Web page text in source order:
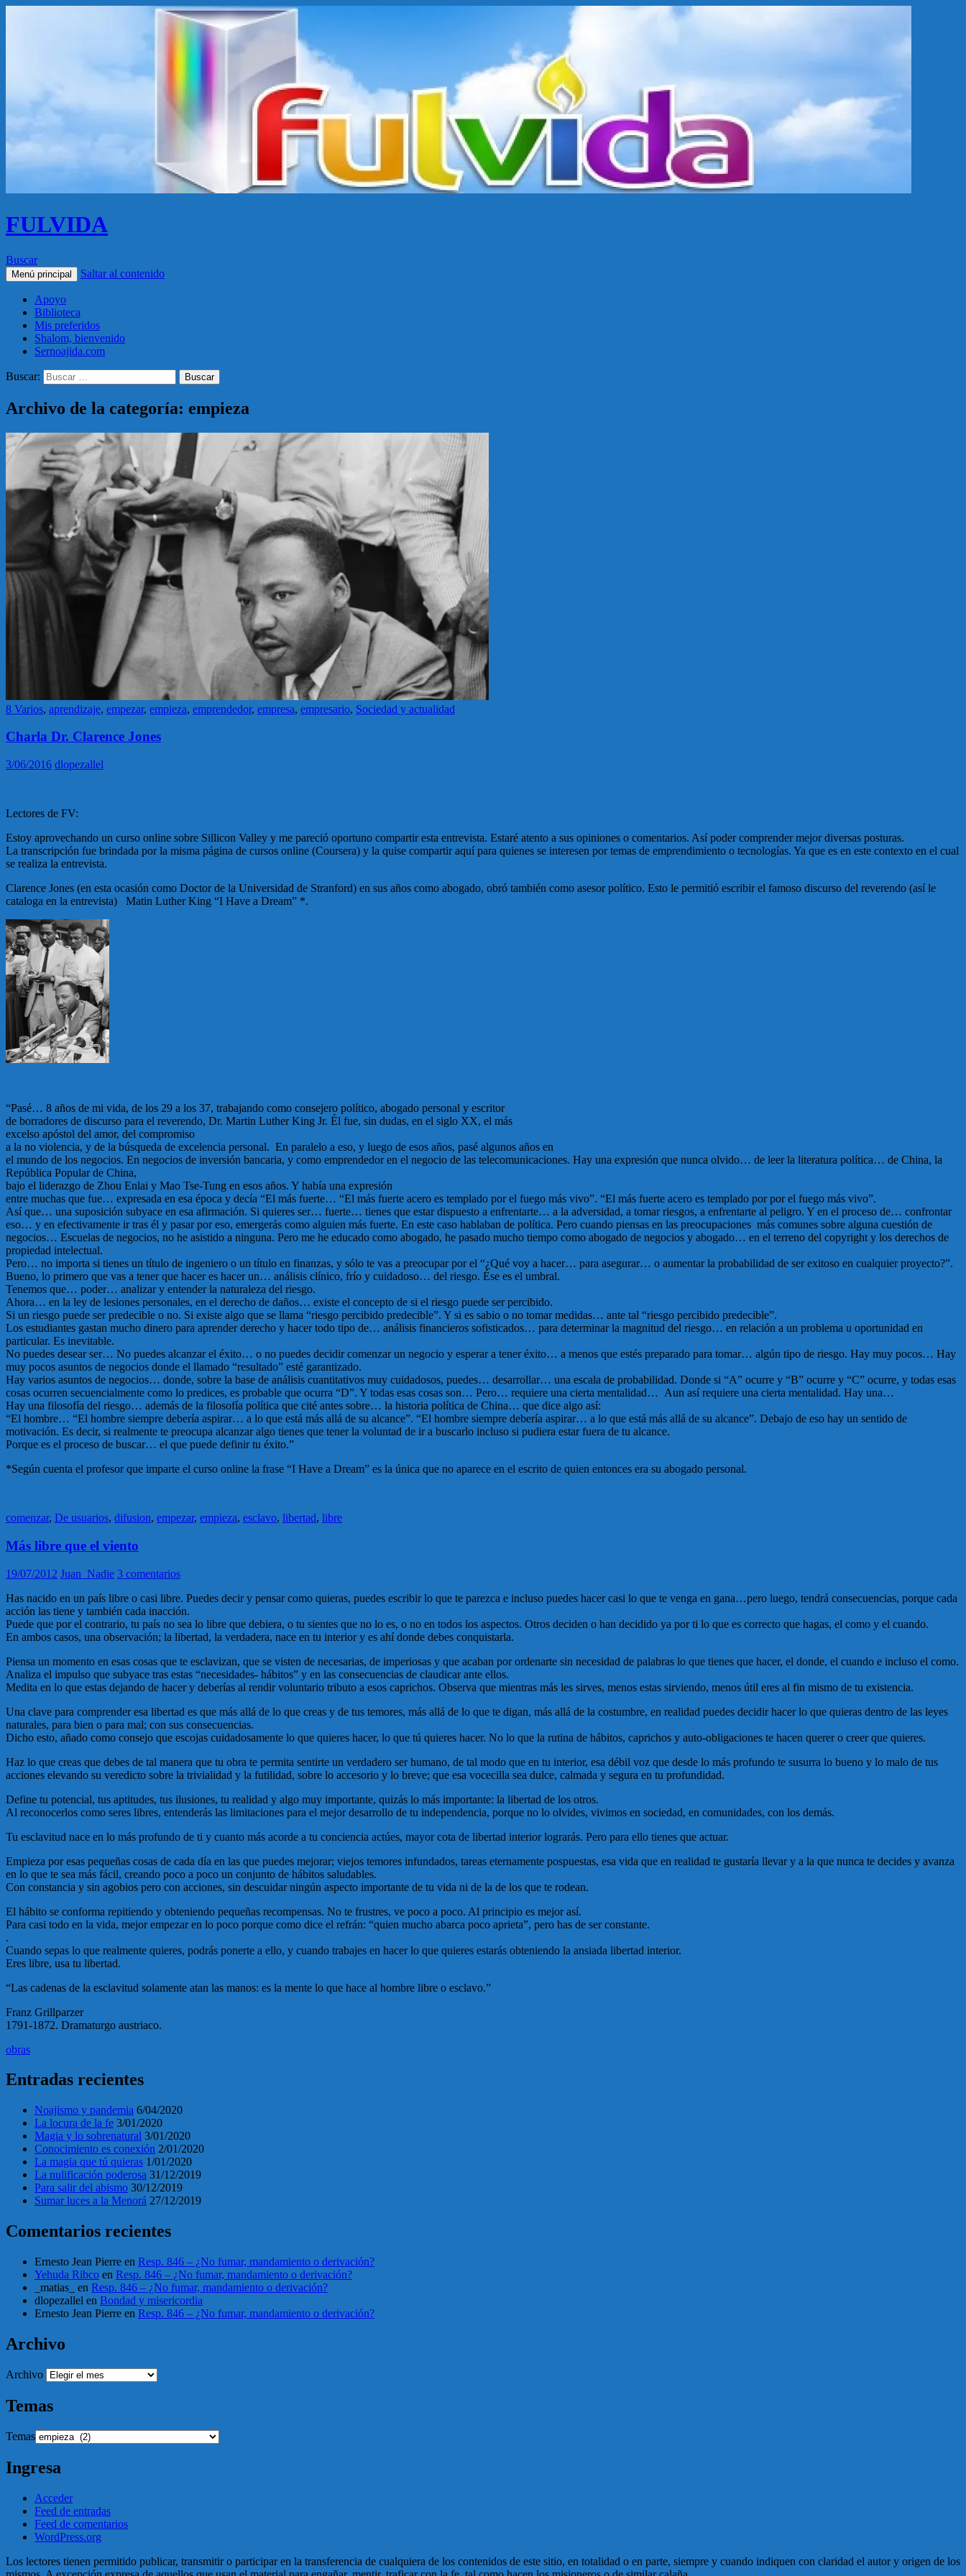
FULVIDA
Buscar
Menú principal Saltar al contenido
Apoyo
Biblioteca
Mis preferidos
Shalom, bienvenido
Sernoajida.com
Buscar:
Archivo de la categoría: empieza
8 Varios, aprendizaje, empezar, empieza, emprendedor, empresa, empresario, Sociedad y actualidad
Charla Dr. Clarence Jones
3/06/2016 dlopezallel
Lectores de FV:
Estoy aprovechando un curso online sobre Sillicon Valley y me pareció oportuno compartir esta entrevista. Estaré atento a sus opiniones o comentarios. Así poder comprender mejor diversas posturas.
La transcripción fue brindada por la misma página de cursos online (Coursera) y la quise compartir aquí para quienes se interesen por temas de emprendimiento o tecnologías. Ya que es en este contexto en el cual
se realiza la entrevista.
Clarence Jones (en esta ocasión como Doctor de la Universidad de Stranford) en sus años como abogado, obró también como asesor político. Esto le permitió escribir el famoso discurso del reverendo (así le
cataloga en la entrevista) Matin Luther King “I Have a Dream” *.
“Pasé… 8 años de mi vida, de los 29 a los 37, trabajando como consejero político, abogado personal y escritor
de borradores de discurso para el reverendo, Dr. Martin Luther King Jr. Él fue, sin dudas, en el siglo XX, el más
excelso apóstol del amor, del compromiso
a la no violencia, y de la búsqueda de excelencia personal. En paralelo a eso, y luego de esos años, pasé algunos años en
el mundo de los negocios. En negocios de inversión bancaria, y como emprendedor en el negocio de las telecomunicaciones. Hay una expresión que nunca olvido… de leer la literatura política… de China, la
República Popular de China,
bajo el liderazgo de Zhou Enlai y Mao Tse-Tung en esos años. Y había una expresión
entre muchas que fue… expresada en esa época y decía “El más fuerte… “El más fuerte acero es templado por el fuego más vivo”. “El más fuerte acero es templado por por el fuego más vivo”.
Así que… una suposición subyace en esa afirmación. Si quieres ser… fuerte… tienes que estar dispuesto a enfrentarte… a la adversidad, a tomar riesgos, a enfrentarte al peligro. Y en el proceso de… confrontar
eso… y en efectivamente ir tras él y pasar por eso, emergerás como alguien más fuerte. En este caso hablaban de política. Pero cuando piensas en las preocupaciones más comunes sobre alguna cuestión de
negocios… Escuelas de negocios, no he asistido a ninguna. Pero me he educado como abogado, he pasado mucho tiempo como abogado de negocios y abogado… en el terreno del copyright y los derechos de
propiedad intelectual.
Pero… no importa si tienes un título de ingeniero o un título en finanzas, y sólo te vas a preocupar por el “¿Qué voy a hacer… para asegurar… o aumentar la probabilidad de ser exitoso en cualquier proyecto?”.
Bueno, lo primero que vas a tener que hacer es hacer un… análisis clínico, frío y cuidadoso… del riesgo. Ése es el umbral.
Tenemos que… poder… analizar y entender la naturaleza del riesgo.
Ahora… en la ley de lesiones personales, en el derecho de daños… existe el concepto de si el riesgo puede ser percibido.
Si un riesgo puede ser predecible o no. Si existe algo que se llama “riesgo percibido predecible”. Y si es sabio o no tomar medidas… ante tal “riesgo percibido predecible”.
Los estudiantes gastan mucho dinero para aprender derecho y hacer todo tipo de… análisis financieros sofisticados… para determinar la magnitud del riesgo… en relación a un problema u oportunidad en
particular. Es inevitable.
No puedes desear ser… No puedes alcanzar el éxito… o no puedes decidir comenzar un negocio y esperar a tener éxito… a menos que estés preparado para tomar… algún tipo de riesgo. Hay muy pocos… Hay
muy pocos asuntos de negocios donde el llamado “resultado” esté garantizado.
Hay varios asuntos de negocios… donde, sobre la base de análisis cuantitativos muy cuidadosos, puedes… desarrollar… una escala de probabilidad. Donde si “A” ocurre y “B” ocurre y “C” ocurre, y todas esas
cosas ocurren secuencialmente como lo predices, es probable que ocurra “D”. Y todas esas cosas son… Pero… requiere una cierta mentalidad… Aun así requiere una cierta mentalidad. Hay una…
Hay una filosofía del riesgo… además de la filosofía política que cité antes sobre… la historia política de China… que dice algo así:
“El hombre… “El hombre siempre debería aspirar… a lo que está más allá de su alcance”. “El hombre siempre debería aspirar… a lo que está más allá de su alcance”. Debajo de eso hay un sentido de
motivación. Es decir, si realmente te preocupa alcanzar algo tienes que tener la voluntad de ir a buscarlo incluso si pudiera estar fuera de tu alcance.
Porque es el proceso de buscar… el que puede definir tu éxito.”
*Según cuenta el profesor que imparte el curso online la frase “I Have a Dream” es la única que no aparece en el escrito de quien entonces era su abogado personal.
comenzar, De usuarios, difusion, empezar, empieza, esclavo, libertad, libre
Más libre que el viento
19/07/2012 Juan_Nadie 3 comentarios
Has nacido en un país libre o casi libre. Puedes decir y pensar como quieras, puedes escribir lo que te parezca e incluso puedes hacer casi lo que te venga en gana…pero luego, tendrá consecuencias, porque cada
acción las tiene y también cada inacción.
Puede que por el contrario, tu país no sea lo libre que debiera, o tu sientes que no lo es, o no en todos los aspectos. Otros deciden o han decidido ya por ti lo que es correcto que hagas, el como y el cuando.
En ambos casos, una observación; la libertad, la verdadera, nace en tu interior y es ahí donde debes conquistarla.
Piensa un momento en esas cosas que te esclavizan, que se visten de necesarias, de imperiosas y que acaban por ordenarte sin necesidad de palabras lo que tienes que hacer, el donde, el cuando e incluso el como.
Analiza el impulso que subyace tras estas “necesidades- hábitos” y en las consecuencias de claudicar ante ellos.
Medita en lo que estas dejando de hacer y deberías al rendir voluntario tributo a esos caprichos. Observa que mientras más les sirves, menos estas sirviendo, menos útil eres al fin mismo de tu existencia.
Una clave para comprender esa libertad es que más allá de lo que creas y de tus temores, más allá de lo que te digan, más allá de la costumbre, en realidad puedes decidir hacer lo que quieras dentro de las leyes
naturales, para bien o para mal; con sus consecuencias.
Dicho esto, añado como consejo que escojas cuidadosamente lo que quieres hacer, lo que tú quieres hacer. No lo que la rutina de hábitos, caprichos y auto-obligaciones te hacen querer o creer que quieres.
Haz lo que creas que debes de tal manera que tu obra te permita sentirte un verdadero ser humano, de tal modo que en tu interior, esa débil voz que desde lo más profundo te susurra lo bueno y lo malo de tus
acciones elevando su veredicto sobre la trivialidad y la futilidad, sobre lo accesorio y lo breve; que esa vocecilla sea dulce, calmada y segura en tu profundidad.
Define tu potencial, tus aptitudes, tus ilusiones, tu realidad y algo muy importante, quizás lo más importante: la libertad de los otros.
Al reconocerlos como seres libres, entenderás las limitaciones para el mejor desarrollo de tu independencia, porque no lo olvides, vivimos en sociedad, en comunidades, con los demás.
Tu esclavitud nace en lo más profundo de ti y cuanto más acorde a tu conciencia actúes, mayor cota de libertad interior lograrás. Pero para ello tienes que actuar.
Empieza por esas pequeñas cosas de cada día en las que puedes mejorar; viejos temores infundados, tareas eternamente pospuestas, esa vida que en realidad te gustaría llevar y a la que nunca te decides y avanza
en lo que te sea más fácil, creando poco a poco un conjunto de hábitos saludables.
Con constancia y sin agobios pero con acciones, sin descuidar ningún aspecto importante de tu vida ni de la de los que te rodean.
El hábito se conforma repitiendo y obteniendo pequeñas recompensas. No te frustres, ve poco a poco. Al principio es mejor así.
Para casi todo en la vida, mejor empezar en lo poco porque como dice el refrán: “quien mucho abarca poco aprieta”, pero has de ser constante.
.
Cuando sepas lo que realmente quieres, podrás ponerte a ello, y cuando trabajes en hacer lo que quieres estarás obteniendo la ansiada libertad interior.
Eres libre, usa tu libertad.
“Las cadenas de la esclavitud solamente atan las manos: es la mente lo que hace al hombre libre o esclavo.”
Franz Grillparzer
1791-1872. Dramaturgo austriaco.
obras
Entradas recientes
Noajismo y pandemia 6/04/2020
La locura de la fe 3/01/2020
Magia y lo sobrenatural 3/01/2020
Conocimiento es conexión 2/01/2020
La magia que tú quieras 1/01/2020
La nulificación poderosa 31/12/2019
Para salir del abismo 30/12/2019
Sumar luces a la Menorá 27/12/2019
Comentarios recientes
Ernesto Jean Pierre en Resp. 846 – ¿No fumar, mandamiento o derivación?
Yehuda Ribco en Resp. 846 – ¿No fumar, mandamiento o derivación?
_matias_
en Resp. 846 – ¿No fumar, mandamiento o derivación?
dlopezallel en Bondad y misericordia
Ernesto Jean Pierre en Resp. 846 – ¿No fumar, mandamiento o derivación?
Archivo
Archivo
Temas
Temas
Ingresa
Acceder
Feed de entradas
Feed de comentarios
WordPress.org
Los lectores tienen permitido publicar, transmitir o participar en la transferencia de cualquiera de los contenidos de este sitio, en totalidad o en parte, siempre y cuando indiquen con claridad el autor y origen de los